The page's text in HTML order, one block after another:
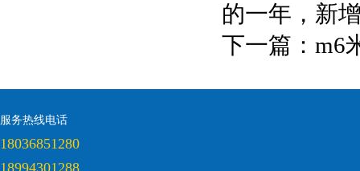
的一年，新
下一篇： m6
服务热线电话
18036851280
18994301288